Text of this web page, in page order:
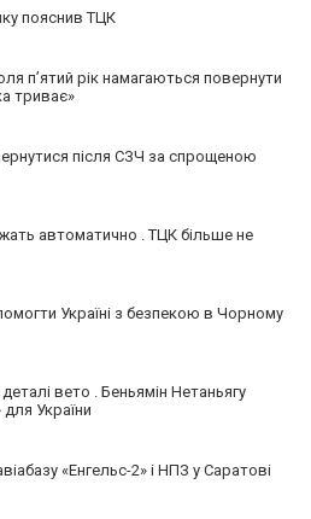
пояснив ТЦК
пʼятий рік намагаються повернути
триває»
після СЗЧ за спрощеною
автоматично . ТЦК більше не
Україні з безпекою в Чорному
вето . Беньямін Нетаньягу
України
«Енгельс-2» і НПЗ у Саратові